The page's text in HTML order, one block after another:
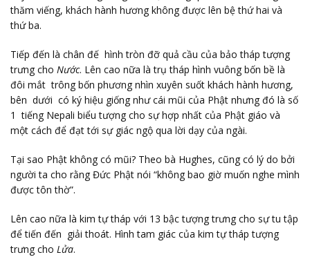
thăm viếng, khách hành hương không được lên bệ thứ hai và
thứ ba.
Tiếp đến là chân đế hình tròn đỡ quả cầu của bảo tháp tượng
trưng cho Nước. Lên cao nữa là trụ tháp hình vuông bốn bề là
đôi mắt trông bốn phương nhìn xuyên suốt khách hành hương,
bên dưới có ký hiệu giống như cái mũi của Phật nhưng đó là số
1 tiếng Nepali biểu tượng cho sự hợp nhất của Phật giáo và
một cách để đạt tới sự giác ngộ qua lời dạy của ngài.
Tại sao Phật không có mũi? Theo bà Hughes, cũng có lý do bởi
người ta cho rằng Đức Phật nói “không bao giờ muốn nghe mình
được tôn thờ”.
Lên cao nữa là kim tự tháp với 13 bậc tượng trưng cho sự tu tập
để tiến đến giải thoát. Hình tam giác của kim tự tháp tượng
trưng cho Lửa.